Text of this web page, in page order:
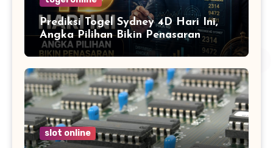
Prediksi Togel Sydney 4D Hari Ini,
Angka Pilihan Bikin Penasaran
slot online